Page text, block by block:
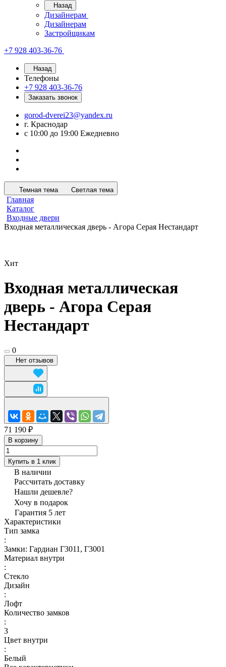
Назад
Дизайнерам
Дизайнерам
Застройщикам
+7 928 403-36-76
Назад
Телефоны
+7 928 403-36-76
Заказать звонок
gorod-dverei23@yandex.ru
г. Краснодар
с 10:00 до 19:00 Ежедневно
Темная тема Светлая тема
Главная
Каталог
Входные двери
Входная металлическая дверь - Агора Серая Нестандарт
Хит
Входная металлическая
дверь - Агора Серая
Нестандарт
0
Нет отзывов
71 190 ₽
В корзину
Купить в 1 клик
В наличии
Рассчитать доставку
Нашли дешевле?
Хочу в подарок
Гарантия 5 лет
Характеристики
Тип замка
:
Замки: Гардиан Г3011, Г3001
Материал внутри
:
Стекло
Дизайн
:
Лофт
Количество замков
:
3
Цвет внутри
:
Белый